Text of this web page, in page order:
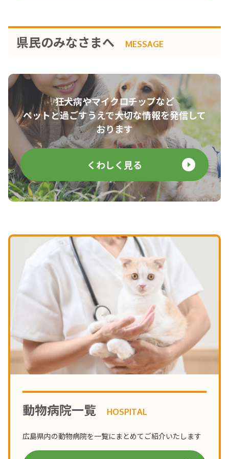
県民のみなさまへ MESSAGE
狂犬病やマイクロチップなど
ペットと過ごすうえで大切な情報を発信して
おります
くわしく見る
動物病院一覧 HOSPITAL
広島県内の動物病院を一覧にまとめてご紹介いたします